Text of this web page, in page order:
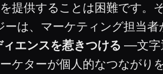
提供することは困難です。
は、マーケティング担当
エンスを惹きつける —文字
ケターが個人的なつながり